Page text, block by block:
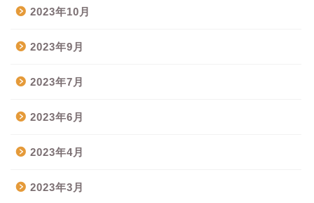
2023年10月
2023年9月
2023年7月
2023年6月
2023年4月
2023年3月